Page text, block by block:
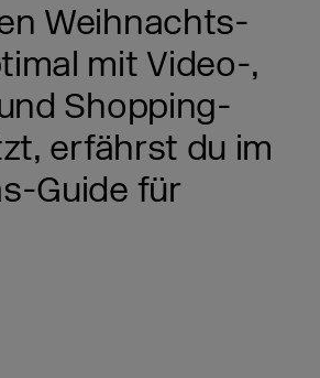
Weihnachts-
mit Video-,
Shopping-
erfährst du im
Guide für